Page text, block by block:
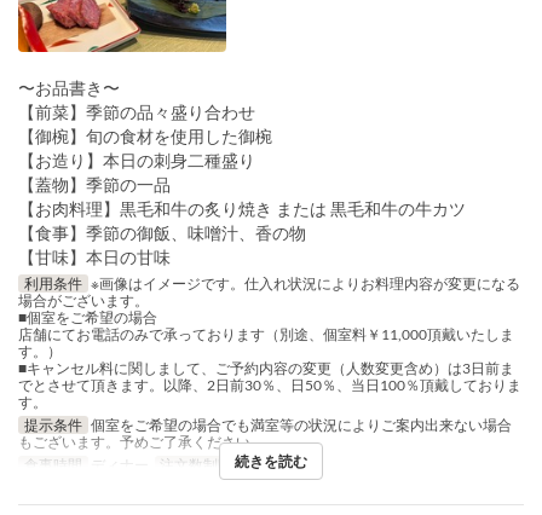
〜お品書き〜
【前菜】季節の品々盛り合わせ
【御椀】旬の食材を使用した御椀
【お造り】本日の刺身二種盛り
【蓋物】季節の一品
【お肉料理】黒毛和牛の炙り焼き または 黒毛和牛の牛カツ
【食事】季節の御飯、味噌汁、香の物
【甘味】本日の甘味
利用条件 ※画像はイメージです。仕入れ状況によりお料理内容が変更になる
場合がございます。
■個室をご希望の場合
店舗にてお電話のみで承っております（別途、個室料￥11,000頂戴いたしま
す。）
■キャンセル料に関しまして、ご予約内容の変更（人数変更含め）は3日前ま
でとさせて頂きます。以降、2日前30％、日50％、当日100％頂戴しておりま
す。
提示条件 個室をご希望の場合でも満室等の状況によりご案内出来ない場合
もございます。予めご了承ください。
食事時間
ディナー 注文数制限 2 ~ 12
続きを読む